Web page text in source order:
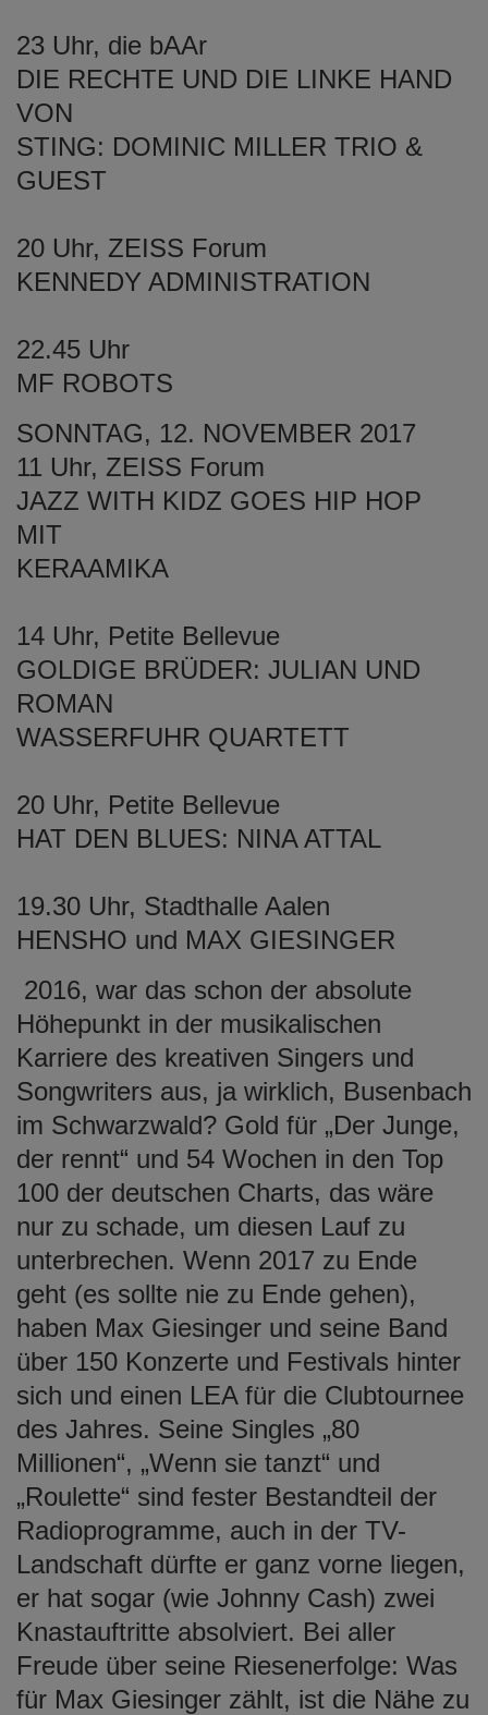
23 Uhr, die bAAr
DIE RECHTE UND DIE LINKE HAND
VON
STING: DOMINIC MILLER TRIO &
GUEST
20 Uhr, ZEISS Forum
KENNEDY ADMINISTRATION
22.45 Uhr
MF ROBOTS
SONNTAG, 12. NOVEMBER 2017
11 Uhr, ZEISS Forum
JAZZ WITH KIDZ GOES HIP HOP
MIT
KERAAMIKA
14 Uhr, Petite Bellevue
GOLDIGE BRÜDER: JULIAN UND
ROMAN
WASSERFUHR QUARTETT
20 Uhr, Petite Bellevue
HAT DEN BLUES: NINA ATTAL
19.30 Uhr, Stadthalle Aalen
HENSHO und MAX GIESINGER
2016, war das schon der absolute
Höhepunkt in der musikalischen
Karriere des kreativen Singers und
Songwriters aus, ja wirklich, Busenbach
im Schwarzwald? Gold für „Der Junge,
der rennt“ und 54 Wochen in den Top
100 der deutschen Charts, das wäre
nur zu schade, um diesen Lauf zu
unterbrechen. Wenn 2017 zu Ende
geht (es sollte nie zu Ende gehen),
haben Max Giesinger und seine Band
über 150 Konzerte und Festivals hinter
sich und einen LEA für die Clubtournee
des Jahres. Seine Singles „80
Millionen“, „Wenn sie tanzt“ und
„Roulette“ sind fester Bestandteil der
Radioprogramme, auch in der TV-
Landschaft dürfte er ganz vorne liegen,
er hat sogar (wie Johnny Cash) zwei
Knastauftritte absolviert. Bei aller
Freude über seine Riesenerfolge: Was
für Max Giesinger zählt, ist die Nähe zu